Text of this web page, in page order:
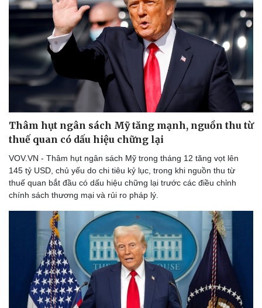
Thâm hụt ngân sách Mỹ tăng mạnh, nguồn thu từ
thuế quan có dấu hiệu chững lại
VOV.VN - Thâm hụt ngân sách Mỹ trong tháng 12 tăng vọt lên
145 tỷ USD, chủ yếu do chi tiêu kỷ lục, trong khi nguồn thu từ
thuế quan bắt đầu có dấu hiệu chững lại trước các điều chỉnh
chính sách thương mại và rủi ro pháp lý.